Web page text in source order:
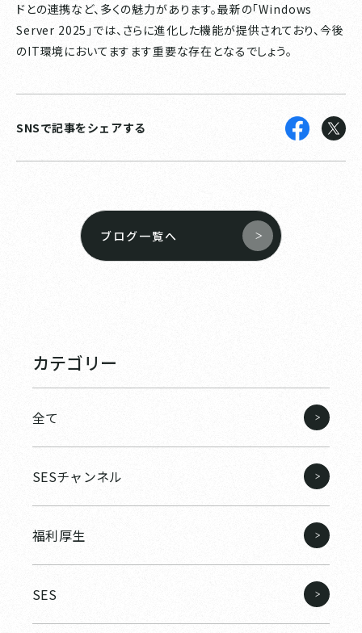
ドとの連携など、多くの魅力があります。最新の「Windows
Server 2025」では、さらに進化した機能が提供されており、今後
のIT環境においてますます重要な存在となるでしょう。
SNSで記事をシェアする
ブログ一覧へ
カテゴリー
全て
SESチャンネル
福利厚生
SES